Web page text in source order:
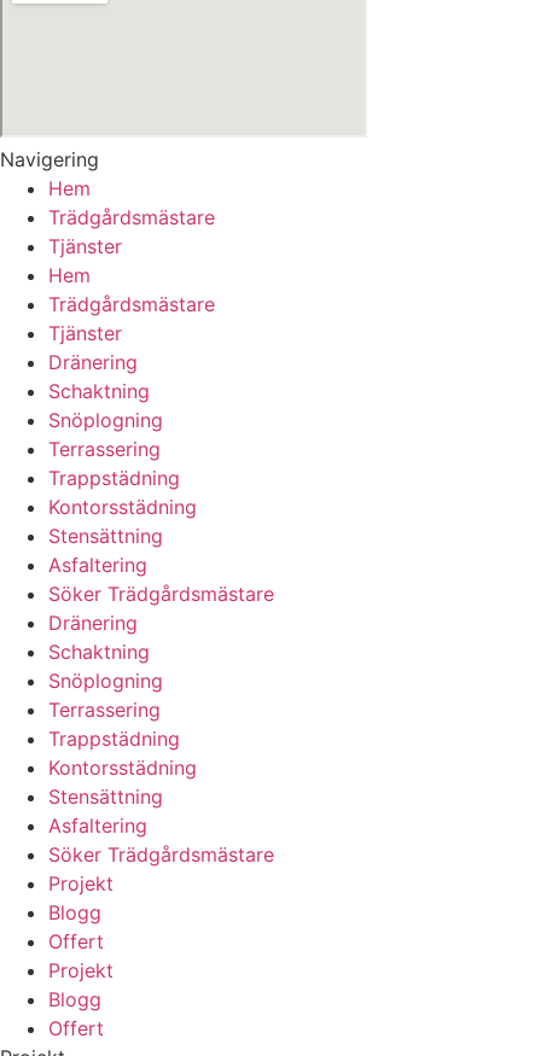
Navigering
Hem
Trädgårdsmästare
Tjänster
Hem
Trädgårdsmästare
Tjänster
Dränering
Schaktning
Snöplogning
Terrassering
Trappstädning
Kontorsstädning
Stensättning
Asfaltering
Söker Trädgårdsmästare
Dränering
Schaktning
Snöplogning
Terrassering
Trappstädning
Kontorsstädning
Stensättning
Asfaltering
Söker Trädgårdsmästare
Projekt
Blogg
Offert
Projekt
Blogg
Offert